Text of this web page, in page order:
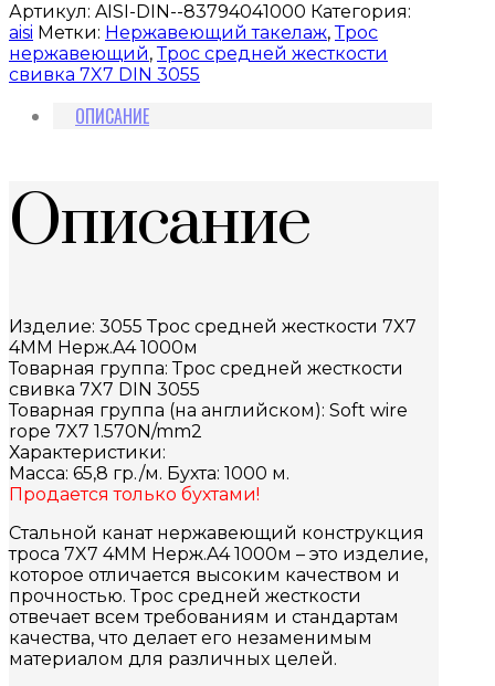
Артикул: AISI-DIN--83794041000 Категория:
aisi Метки: Нержавеющий такелаж,Трос
нержавеющий,Трос средней жесткости
свивка 7X7 DIN 3055
ОПИСАНИЕ
Описание
Изделие: 3055 Трос средней жесткости 7X7
4MM Нерж.A4 1000м
Товарная группа: Трос средней жесткости
свивка 7X7 DIN 3055
Товарная группа (на английском): Soft wire
rope 7X7 1.570N/mm2
Характеристики:
Масса: 65,8 гр./м. Бухта: 1000 м.
Продается только бухтами!
Стальной канат нержавеющий конструкция
троса 7X7 4MM Нерж.A4 1000м – это изделие,
которое отличается высоким качеством и
прочностью. Трос средней жесткости
отвечает всем требованиям и стандартам
качества, что делает его незаменимым
материалом для различных целей.